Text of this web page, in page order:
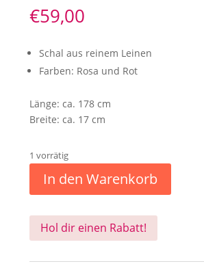
€59,00
Schal aus reinem Leinen
Farben: Rosa und Rot
Länge: ca. 178 cm
Breite: ca. 17 cm
1 vorrätig
In den Warenkorb
Hol dir einen Rabatt!